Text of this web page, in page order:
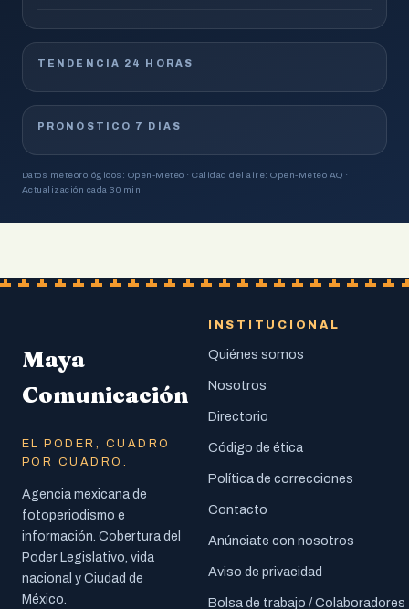
TENDENCIA 24 HORAS
PRONÓSTICO 7 DÍAS
Datos meteorológicos: Open-Meteo · Calidad del aire: Open-Meteo AQ ·
Actualización cada 30 min
Maya
Comunicación
EL PODER, CUADRO
POR CUADRO.
Agencia mexicana de
fotoperiodismo e
información. Cobertura del
Poder Legislativo, vida
nacional y Ciudad de
México.
INSTITUCIONAL
Quiénes somos
Nosotros
Directorio
Código de ética
Política de correcciones
Contacto
Anúnciate con nosotros
Aviso de privacidad
Bolsa de trabajo / Colaboradores